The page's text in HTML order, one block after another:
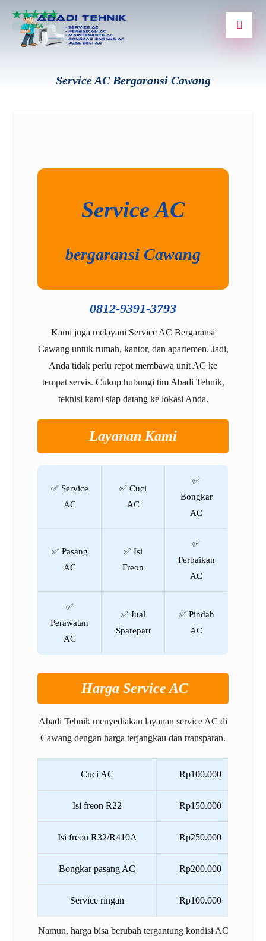
Service AC Bergaransi Cawang
Service AC
bergaransi Cawang
0812-9391-3793
Kami juga melayani Service AC Bergaransi
Cawang untuk rumah, kantor, dan apartemen. Jadi,
Anda tidak perlu repot membawa unit AC ke
tempat servis. Cukup hubungi tim Abadi Tehnik,
teknisi kami siap datang ke lokasi Anda.
Layanan Kami
✅ Service
AC
✅ Cuci
AC
✅
Bongkar
AC
✅ Pasang
AC
✅ Isi
Freon
✅
Perbaikan
AC
✅
Perawatan
AC
✅ Jual
Sparepart
✅ Pindah
AC
Harga Service AC
Abadi Tehnik menyediakan layanan service AC di
Cawang dengan harga terjangkau dan transparan.
Cuci AC Rp100.000
Isi freon R22 Rp150.000
Isi freon R32/R410A Rp250.000
Bongkar pasang AC Rp200.000
Service ringan Rp100.000
Namun, harga bisa berubah tergantung kondisi AC
★★★★★
4.8956